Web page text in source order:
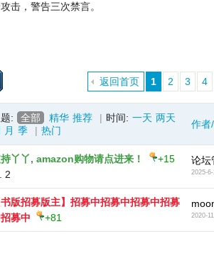
击，警告三次禁言。
1 2 3 4
返回首页
: 全部 精华 推荐 | 时间: 一天 两天
月 季 | 热门
作者
丫丫, amazon购物请点进来！
+15
2
论坛
2025-6-
书版招募版主】招募中招募中招募中招募
募中
+81 2020-